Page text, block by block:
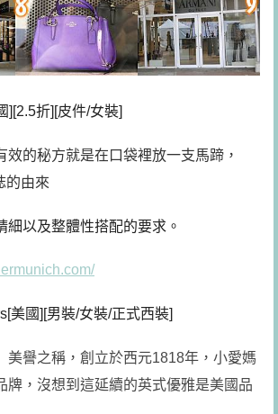
][2.5折][皮件/女裝]
效的秘方就是在口袋裡放一支馬蹄，
的由來
細以及整體性搭配的要求。
美國][男裝/女裝/正式西裝]
美譽之稱，創立於西元1818年，小愛媽
牌，沒想到這延續的英式優雅是美國品